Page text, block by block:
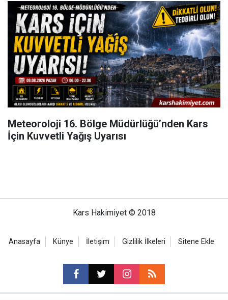
Meteoroloji 16. Bölge Müdürlüğü’nden Kars
İçin Kuvvetli Yağış Uyarısı
Kars Hakimiyet © 2018
Anasayfa Künye İletişim Gizlilik İlkeleri Sitene Ekle